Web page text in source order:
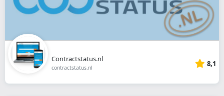
Contractstatus.nl
contractstatus.nl 8,1